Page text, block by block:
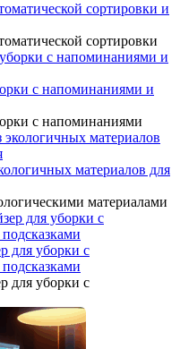
сортировки и
сортировки
с напоминаниями и
с напоминаниями
материалов для
материалами
для уборки с
для уборки с